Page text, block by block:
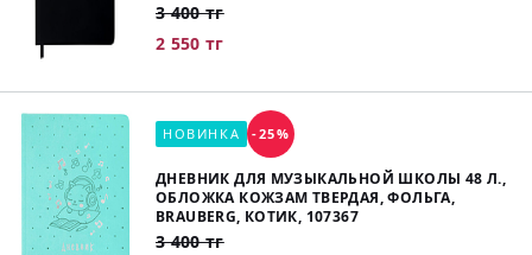
3 400 тг
2 550 тг
НОВИНКА -25%
ДНЕВНИК ДЛЯ МУЗЫКАЛЬНОЙ ШКОЛЫ 48 Л.,
ОБЛОЖКА КОЖЗАМ ТВЕРДАЯ, ФОЛЬГА,
BRAUBERG, КОТИК, 107367
3 400 тг